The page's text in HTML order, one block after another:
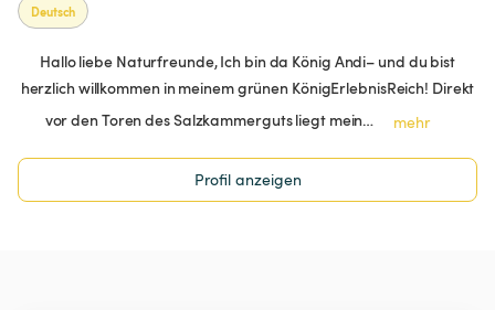
Deutsch
Hallo liebe Naturfreunde, Ich bin da König Andi– und du bist
herzlich willkommen in meinem grünen KönigErlebnisReich! Direkt
vor den Toren des Salzkammerguts liegt mein…
mehr
Profil anzeigen